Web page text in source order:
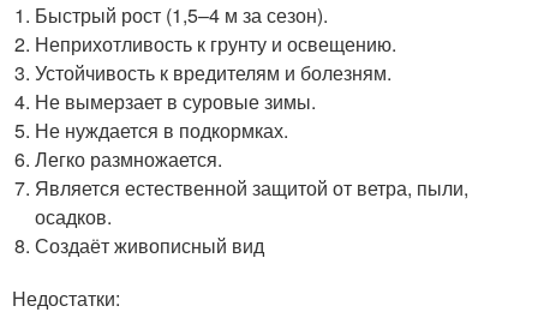
Быстрый рост (1,5–4 м за сезон).
Неприхотливость к грунту и освещению.
Устойчивость к вредителям и болезням.
Не вымерзает в суровые зимы.
Не нуждается в подкормках.
Легко размножается.
Является естественной защитой от ветра, пыли,
осадков.
Создаёт живописный вид
Недостатки: